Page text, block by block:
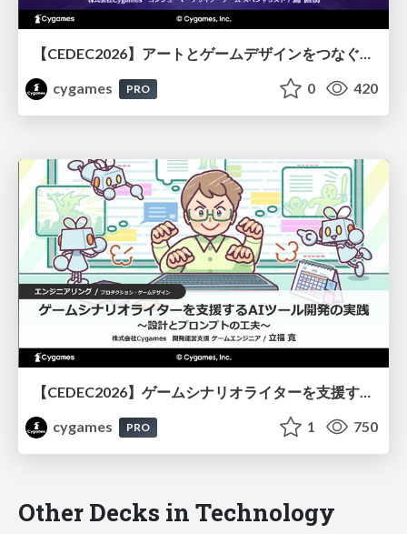
【CEDEC2026】アートとゲームデザインをつなぐVFX設計『GRANBLUE FANTASY: Relink - Endless Ragnarok』における表現と可読性の両立
cygames
PRO 0 420
【CEDEC2026】ゲームシナリオライターを支援するAIツール開発の実践 ― 設計とプロンプトの工夫 ―
cygames
PRO 1 750
Other Decks in Technology